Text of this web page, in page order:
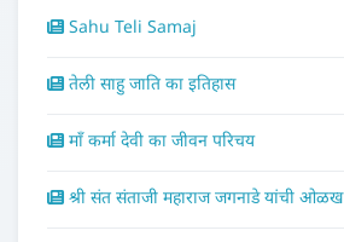
Sahu Teli Samaj
तेली साहु जाति का इतिहास
माँ कर्मा देवी का जीवन परिचय
श्री संत संताजी महाराज जगनाडे यांची ओळख